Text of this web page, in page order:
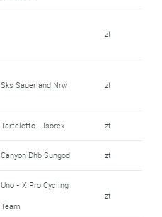
zt
Sks Sauerland Nrw zt
Tarteletto - Isorex zt
Canyon Dhb Sungod zt
Uno - X Pro Cycling
Team
zt